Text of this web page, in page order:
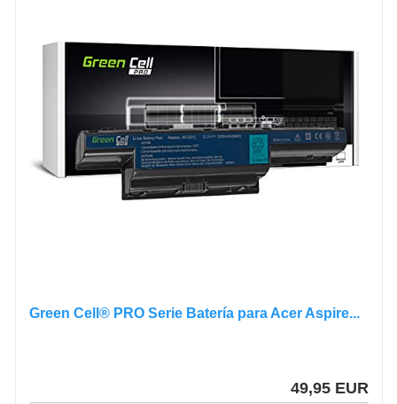
Green Cell® PRO Serie Batería para Acer Aspire...
49,95 EUR